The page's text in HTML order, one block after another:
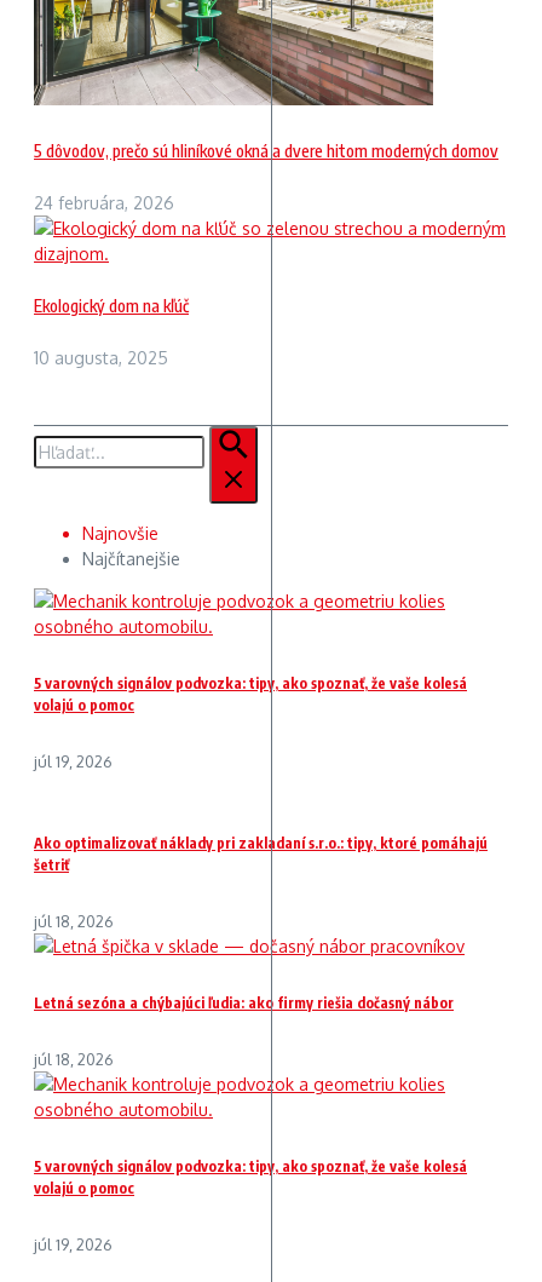
5 dôvodov, prečo sú hliníkové okná a dvere hitom moderných domov
24 februára, 2026
Ekologický dom na kľúč
10 augusta, 2025
Hľadať:
Najnovšie
Najčítanejšie
5 varovných signálov podvozka: tipy, ako spoznať, že vaše kolesá
volajú o pomoc
júl 19, 2026
Ako optimalizovať náklady pri zakladaní s.r.o.: tipy, ktoré pomáhajú
šetriť
júl 18, 2026
Letná sezóna a chýbajúci ľudia: ako firmy riešia dočasný nábor
júl 18, 2026
5 varovných signálov podvozka: tipy, ako spoznať, že vaše kolesá
volajú o pomoc
júl 19, 2026